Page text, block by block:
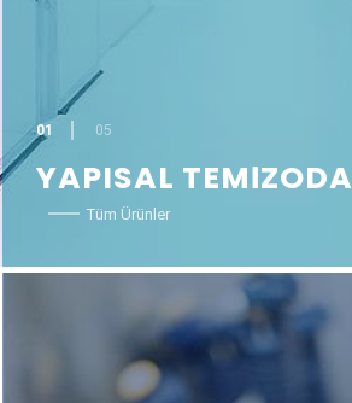
01 05
YAPISAL TEMİZODA
Tüm Ürünler